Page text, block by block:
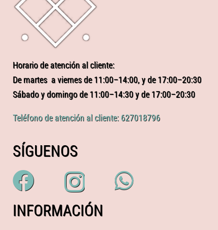
Horario de atención al cliente:
De martes a viernes de 11:00–14:00, y de 17:00–20:30
Sábado y domingo de 11:00–14:30 y de 17:00–20:30
Teléfono de atención al cliente: 627018796
SÍGUENOS
INFORMACIÓN